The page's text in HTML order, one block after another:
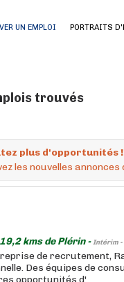
UN EMPLOI PORTRAITS
trouvés
plus d'opportunités !
les nouvelles
kms de Plérin -Intérim -
de recrutement,
Des équipes de
opportunités d'...